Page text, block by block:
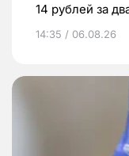
14 рублей за
14:35 / 06.08.26